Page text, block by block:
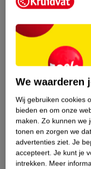
Bestel &
Bekijk ook
We waarderen
Wij gebruiken cookies
bieden en om onze
maken. Zo kunnen we
tonen en zorgen we
advertenties ziet. Je
accepteert. Je kunt je
intrekken. Meer